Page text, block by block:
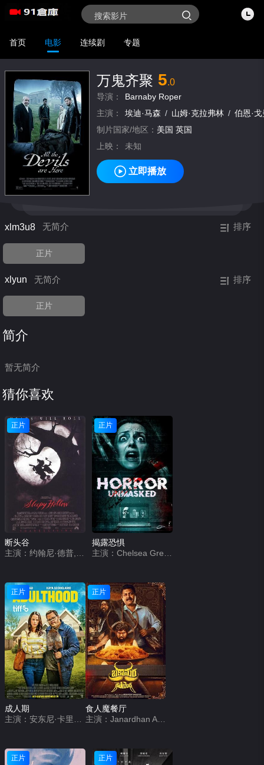
首页 电影 连续剧 专题
万鬼齐聚 5.0
导演：
Barnaby Roper
主演：
埃迪·马森 / 山姆·克拉弗林 / 伯恩·
制片国家/地区： 美国 英国
上映：
未知
立即播放
xlm3u8 无简介 排序
正片
xlyun 无简介 排序
正片
简介
暂无简介
猜你喜欢
正片
断头谷
正片
揭露恐惧
正片
成人期
正片
食人魔餐厅
主演：Janardhan Achari
正片 正片